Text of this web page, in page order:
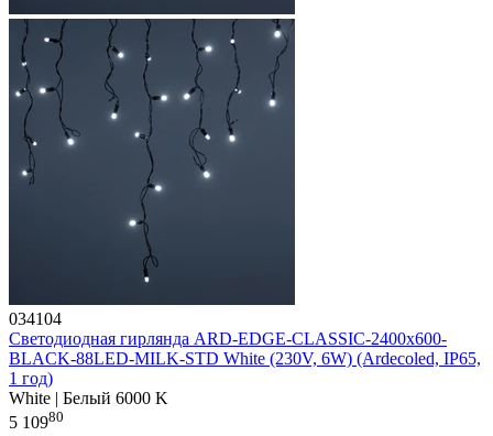
034104
Светодиодная гирлянда ARD-EDGE-CLASSIC-2400x600-
BLACK-88LED-MILK-STD White (230V, 6W) (Ardecoled, IP65,
1 год)
White | Белый 6000 K
5 10980